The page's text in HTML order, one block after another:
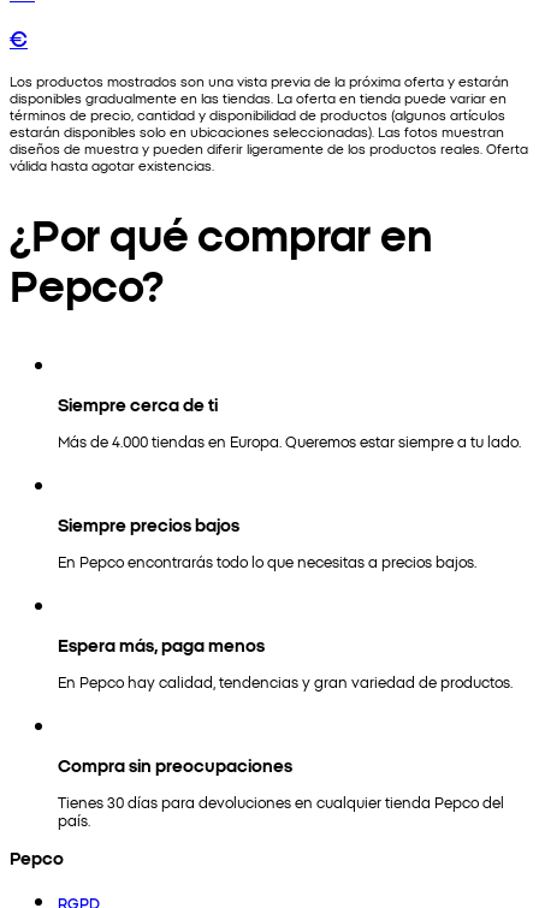
€
Los productos mostrados son una vista previa de la próxima oferta y estarán
disponibles gradualmente en las tiendas. La oferta en tienda puede variar en
términos de precio, cantidad y disponibilidad de productos (algunos artículos
estarán disponibles solo en ubicaciones seleccionadas). Las fotos muestran
diseños de muestra y pueden diferir ligeramente de los productos reales. Oferta
válida hasta agotar existencias.
¿Por qué comprar en
Pepco?
Siempre cerca de ti
Más de 4.000 tiendas en Europa. Queremos estar siempre a tu lado.
Siempre precios bajos
En Pepco encontrarás todo lo que necesitas a precios bajos.
Espera más, paga menos
En Pepco hay calidad, tendencias y gran variedad de productos.
Compra sin preocupaciones
Tienes 30 días para devoluciones en cualquier tienda Pepco del
país.
Pepco
RGPD